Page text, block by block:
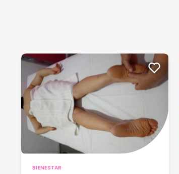
BIENESTAR